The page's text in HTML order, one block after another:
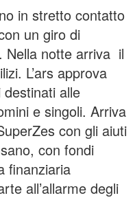
in stretto contatto
un giro di
Nella notte arriva il
L’ars approva
alle
e singoli. Arriva
con gli aiuti
con fondi
finanziaria
all’allarme degli